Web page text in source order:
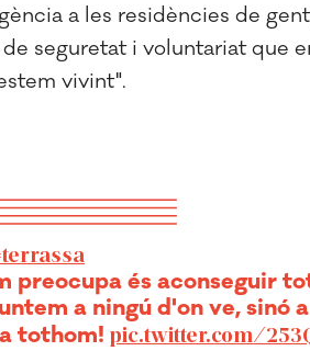
a les residències de
de seguretat i voluntariat que
vivint".
preocupa és aconseguir
a ningú d'on ve, sinó
tothom! pic.twitter.com/